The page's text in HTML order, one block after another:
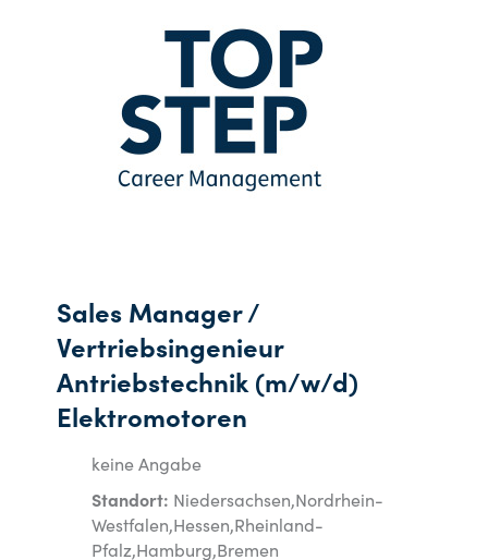
Sales Manager /
Vertriebsingenieur
Antriebstechnik (m/w/d)
Elektromotoren
keine Angabe
Standort: Niedersachsen,Nordrhein-
Westfalen,Hessen,Rheinland-
Pfalz,Hamburg,Bremen